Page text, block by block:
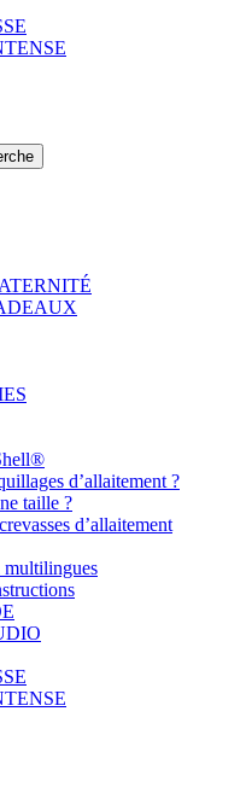
d’allaitement ?
taille ?
d’allaitement
multilingues